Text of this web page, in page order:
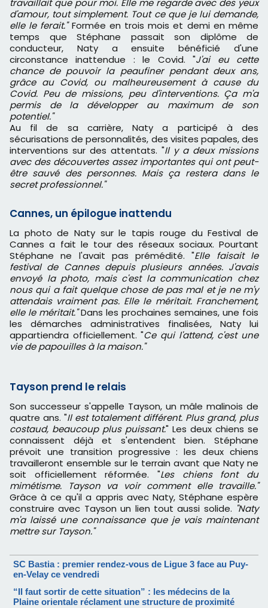
travaillait que pour moi. Elle me regarde avec des yeux
d'amour, tout simplement. Tout ce que je lui demande,
elle le ferait."Formée en trois mois et demi en même
temps que Stéphane passait son diplôme de
conducteur, Naty a ensuite bénéficié d'une
circonstance inattendue : le Covid. "J'ai eu cette
chance de pouvoir la peaufiner pendant deux ans,
grâce au Covid, ou malheureusement à cause du
Covid. Peu de missions, peu d'interventions. Ça m'a
permis de la développer au maximum de son
potentiel."
Au fil de sa carrière, Naty a participé à des
sécurisations de personnalités, des visites papales, des
interventions sur des attentats. "Il y a deux missions
avec des découvertes assez importantes qui ont peut-
être sauvé des personnes. Mais ça restera dans le
secret professionnel."
Cannes, un épilogue inattendu
La photo de Naty sur le tapis rouge du Festival de
Cannes a fait le tour des réseaux sociaux. Pourtant
Stéphane ne l'avait pas prémédité. "Elle faisait le
festival de Cannes depuis plusieurs années. J'avais
envoyé la photo, mais c'est la communication chez
nous qui a fait quelque chose de pas mal et je ne m'y
attendais vraiment pas. Elle le méritait. Franchement,
elle le méritait."Dans les prochaines semaines, une fois
les démarches administratives finalisées, Naty lui
appartiendra officiellement. "Ce qui l'attend, c'est une
vie de papouilles à la maison."
Tayson prend le relais
Son successeur s'appelle Tayson, un mâle malinois de
quatre ans. "Il est totalement différent. Plus grand, plus
costaud, beaucoup plus puissant." Les deux chiens se
connaissent déjà et s'entendent bien. Stéphane
prévoit une transition progressive : les deux chiens
travailleront ensemble sur le terrain avant que Naty ne
soit officiellement réformée. "Les chiens font du
mimétisme. Tayson va voir comment elle travaille."
Grâce à ce qu'il a appris avec Naty, Stéphane espère
construire avec Tayson un lien tout aussi solide. "Naty
m'a laissé une connaissance que je vais maintenant
mettre sur Tayson."
SC Bastia : premier rendez-vous de Ligue 3 face au Puy-
en-Velay ce vendredi
“Il faut sortir de cette situation” : les médecins de la
Plaine orientale réclament une structure de proximité